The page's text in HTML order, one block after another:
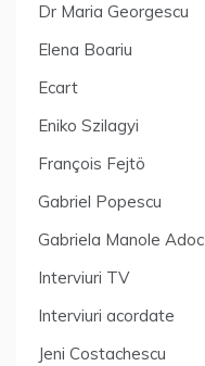
Dr Maria Georgescu
Elena Boariu
Ecart
Eniko Szilagyi
François Fejtö
Gabriel Popescu
Gabriela Manole Adoc
Interviuri TV
Interviuri acordate
Jeni Costachescu